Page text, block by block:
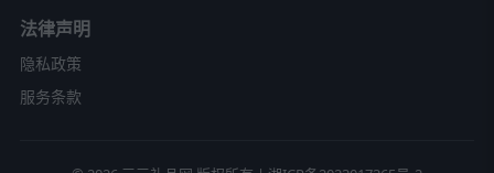
法律声明
隐私政策
服务条款